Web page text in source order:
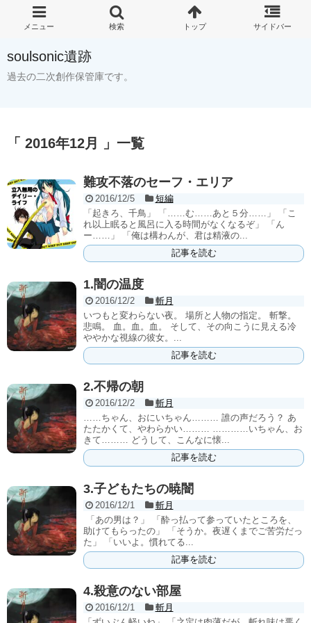
soulsonic遺跡
過去の二次創作保管庫です。
「 2016年12月 」一覧
難攻不落のセーフ・エリア
2016/12/5
短編
「起きろ、千鳥」 「……む……あと５分……」 「こ
れ以上眠ると風呂に入る時間がなくなるぞ」 「ん
ー……」 「俺は構わんが、君は精液の...
記事を読む
1.闇の温度
2016/12/2
斬月
いつもと変わらない夜。 場所と人物の指定。 斬撃。
悲鳴。 血。血。血。 そして、その向こうに見える冷
ややかな視線の彼女。...
記事を読む
2.不帰の朝
2016/12/2
斬月
……ちゃん、おにいちゃん……… 誰の声だろう？ あ
たたかくて、やわらかい……… …………いちゃん、お
きて……… どうして、こんなに懐...
記事を読む
3.子どもたちの暁闇
2016/12/1
斬月
 「あの男は？」 「酔っ払って参っていたところを、
助けてもらったの」 「そうか。夜遅くまでご苦労だっ
た」 「いいよ。慣れてる...
記事を読む
4.殺意のない部屋
2016/12/1
斬月